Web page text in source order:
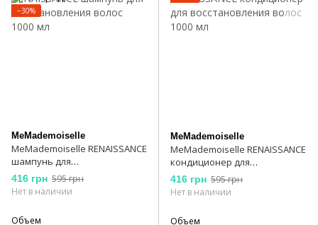
−30%
MeMademoiselle
MeMademoiselle RENAISSANCE
шампунь для
восстановления волос 1000
мл
416 грн 595 грн
Нет в наличии
Объем
MeMademoiselle
MeMademoiselle RENAISSANCE
кондиционер для
восстановления волос 1000
мл
416 грн 595 грн
Нет в наличии
Объем